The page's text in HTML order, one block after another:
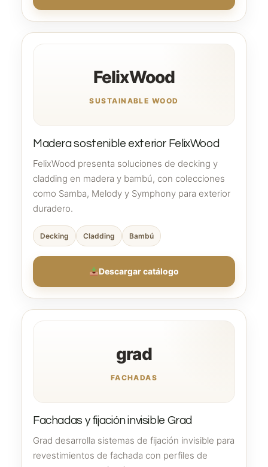
FelixWood
SUSTAINABLE WOOD
Madera sostenible exterior FelixWood
FelixWood presenta soluciones de decking y
cladding en madera y bambú, con colecciones
como Samba, Melody y Symphony para exterior
duradero.
Decking Cladding Bambú
Descargar catálogo
grad
FACHADAS
Fachadas y fijación invisible Grad
Grad desarrolla sistemas de fijación invisible para
revestimientos de fachada con perfiles de